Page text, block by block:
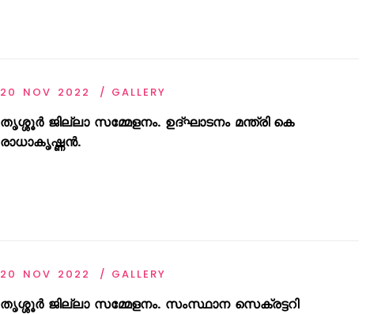
20 NOV 2022 GALLERY
തൃശ്ശൂർ ജില്ലാ സമ്മേളനം. ഉദ്ഘാടനം മന്ത്രി കെ
രാധാകൃഷ്ണൻ.
20 NOV 2022 GALLERY
തൃശ്ശൂർ ജില്ലാ സമ്മേളനം. സംസ്ഥാന സെക്രട്ടറി